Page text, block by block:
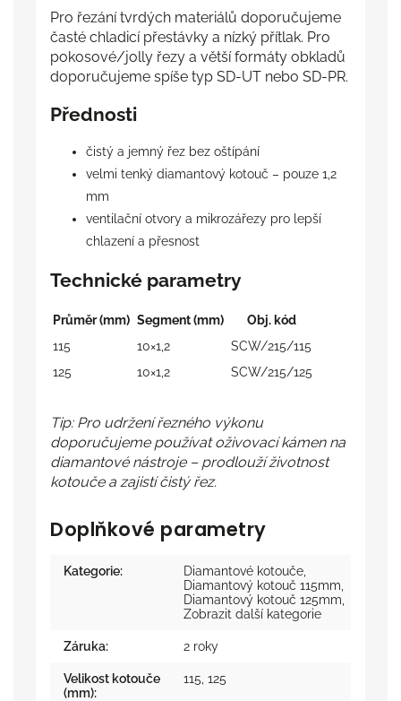
Pro řezání tvrdých materiálů doporučujeme
časté chladicí přestávky a nízký přítlak. Pro
pokosové/jolly řezy a větší formáty obkladů
doporučujeme spíše typ SD-UT nebo SD-PR.
Přednosti
čistý a jemný řez bez oštípání
velmi tenký diamantový kotouč – pouze 1,2
mm
ventilační otvory a mikrozářezy pro lepší
chlazení a přesnost
Technické parametry
Průměr (mm) Segment (mm)
Obj. kód
115
10×1,2
SCW/215/115
125
10×1,2 SCW/215/125
Tip: Pro udržení řezného výkonu
doporučujeme používat oživovací kámen na
diamantové nástroje – prodlouží životnost
kotouče a zajistí čistý řez.
Doplňkové parametry
Kategorie: Diamantové kotouče
Diamantový kotouč 115mm
Diamantový kotouč 125mm
Zobrazit další kategorie
Záruka: 2 roky
Velikost kotouče
(mm):
115 ,125